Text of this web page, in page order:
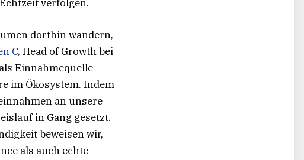
verfolgen.
dorthin wandern,
C, Head of Growth bei
Einnahmequelle
im Ökosystem. Indem
an unsere
in Gang gesetzt.
beweisen wir,
als auch echte